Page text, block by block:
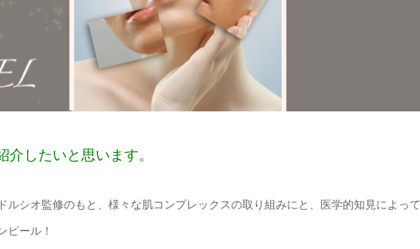
したいと思います。
ルシオ監修のもと、様々な肌コンプレックスの取り組みにと、医学的知見によって
ピール！